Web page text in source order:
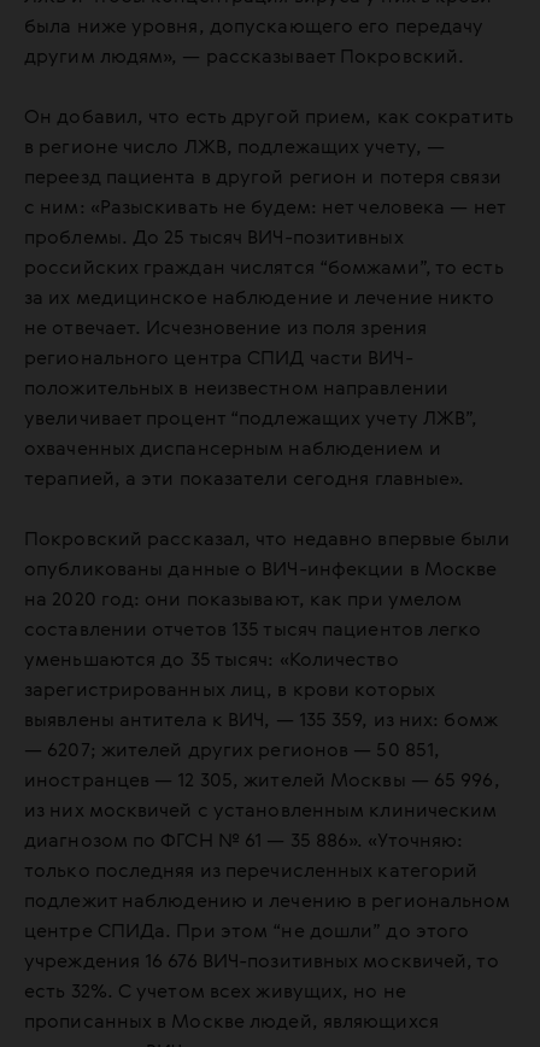
была ниже уровня, допускающего его передачу
другим людям», — рассказывает Покровский.
Он добавил, что есть другой прием, как сократить
в регионе число ЛЖВ, подлежащих учету, —
переезд пациента в другой регион и потеря связи
с ним: «Разыскивать не будем: нет человека — нет
проблемы. До 25 тысяч ВИЧ-позитивных
российских граждан числятся “бомжами”, то есть
за их медицинское наблюдение и лечение никто
не отвечает. Исчезновение из поля зрения
регионального центра СПИД части ВИЧ-
положительных в неизвестном направлении
увеличивает процент “подлежащих учету ЛЖВ”,
охваченных диспансерным наблюдением и
терапией, а эти показатели сегодня главные».
Покровский рассказал, что недавно впервые были
опубликованы данные о ВИЧ-инфекции в Москве
на 2020 год: они показывают, как при умелом
составлении отчетов 135 тысяч пациентов легко
уменьшаются до 35 тысяч: «Количество
зарегистрированных лиц, в крови которых
выявлены антитела к ВИЧ, — 135 359, из них: бомж
— 6207; жителей других регионов — 50 851,
иностранцев — 12 305, жителей Москвы — 65 996,
из них москвичей с установленным клиническим
диагнозом по ФГСН № 61 — 35 886». «Уточняю:
только последняя из перечисленных категорий
подлежит наблюдению и лечению в региональном
центре СПИДа. При этом “не дошли” до этого
учреждения 16 676 ВИЧ-позитивных москвичей, то
есть 32%. С учетом всех живущих, но не
прописанных в Москве людей, являющихся